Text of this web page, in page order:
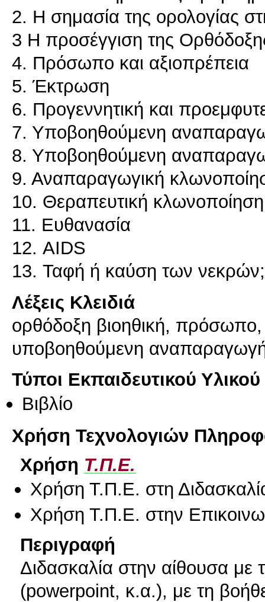
2. Η σημασία της ορολογίας
3 Η προσέγγιση της
4. Πρόσωπο και αξιοπρέπεια
5. Έκτρωση
6. Προγεννητική και
7. Υποβοηθούμενη
8. Υποβοηθούμενη
9. Αναπαραγωγική
10. Θεραπευτική κλωνοποίηση
11. Ευθανασία
12. AIDS
13. Ταφή ή καύση των νεκρών;
Λέξεις Κλειδιά
ορθόδοξη βιοηθική,
υποβοηθούμενη
Τύποι Εκπαιδευτικού Υλικού
Βιβλίο
Χρήση Τεχνολογιών
Χρήση Τ.Π.Ε.
Χρήση Τ.Π.Ε. στη
Χρήση Τ.Π.Ε. στην
Περιγραφή
Διδασκαλία στην αίθουσα
(powerpoint, κ.α.), με τη